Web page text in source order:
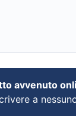
avvenuto
a